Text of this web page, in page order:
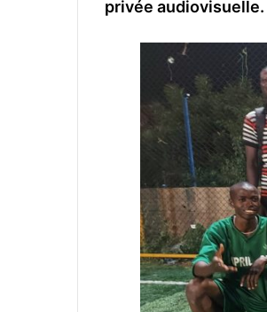
privée audiovisuelle.